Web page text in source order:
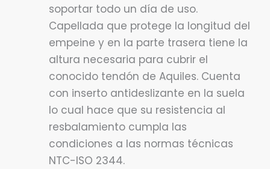
soportar todo un día de uso.
Capellada que protege la longitud del
empeine y en la parte trasera tiene la
altura necesaria para cubrir el
conocido tendón de Aquiles. Cuenta
con inserto antideslizante en la suela
lo cual hace que su resistencia al
resbalamiento cumpla las
condiciones a las normas técnicas
NTC-ISO 2344.